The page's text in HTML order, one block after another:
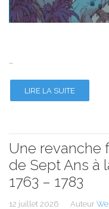
LIRE LA SUITE
Une revanche
de Sept Ans à
1763 – 1783
12 juillet 2026 Auteur